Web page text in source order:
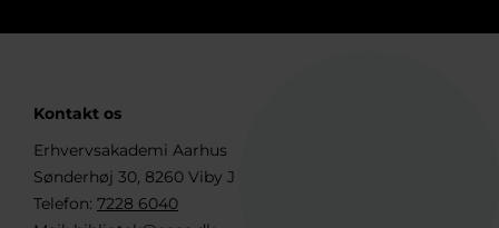
Kontakt os
Erhvervsakademi Aarhus
Sønderhøj 30, 8260 Viby J
Telefon: 7228 6040